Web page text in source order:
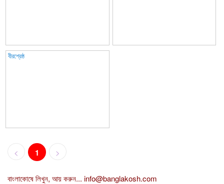
বীরশ্রেষ্ঠ
< 1 >
বাংলাকোষে লিখুন, আয় করুন... info@banglakosh.com